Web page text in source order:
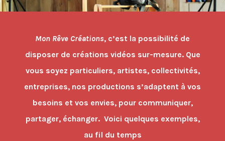
Mon Rêve Créations, c’est la possibilité de
disposer de créations vidéos sur-mesure. Que
vous soyez particuliers, artistes, collectivités,
entreprises, nos productions s’adaptent à vos
besoins et vos envies, pour communiquer,
partager, échanger. Voici quelques exemples,
au fil du temps